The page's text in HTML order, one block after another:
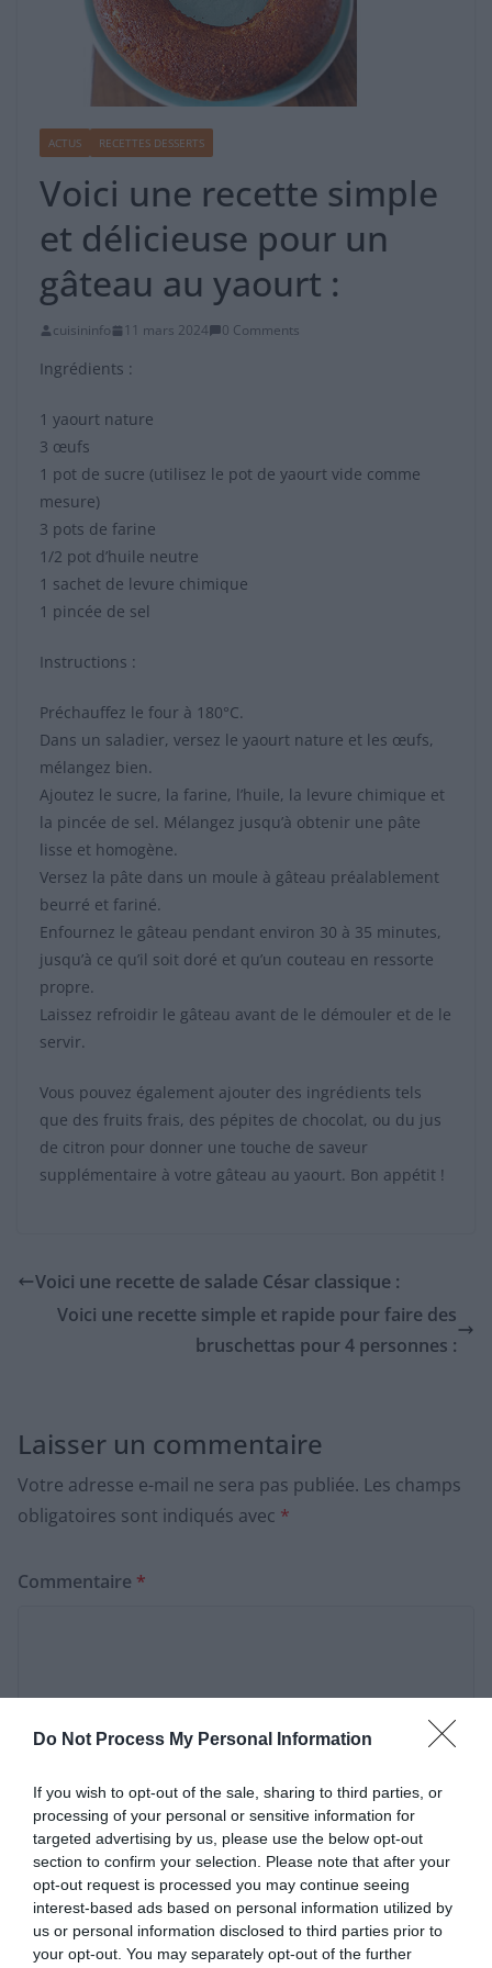
Do Not Process My Personal Information
If you wish to opt-out of the sale, sharing to third parties, or
processing of your personal or sensitive information for
targeted advertising by us, please use the below opt-out
section to confirm your selection. Please note that after your
opt-out request is processed you may continue seeing
interest-based ads based on personal information utilized by
us or personal information disclosed to third parties prior to
your opt-out. You may separately opt-out of the further
ACTUS RECETTES DESSERTS
Voici une recette simple
et délicieuse pour un
gâteau au yaourt :
cuisininfo 11 mars 2024 0 Comments
Ingrédients :
1 yaourt nature
3 œufs
1 pot de sucre (utilisez le pot de yaourt vide comme
mesure)
3 pots de farine
1/2 pot d’huile neutre
1 sachet de levure chimique
1 pincée de sel
Instructions :
Préchauffez le four à 180°C.
Dans un saladier, versez le yaourt nature et les œufs,
mélangez bien.
Ajoutez le sucre, la farine, l’huile, la levure chimique et
la pincée de sel. Mélangez jusqu’à obtenir une pâte
lisse et homogène.
Versez la pâte dans un moule à gâteau préalablement
beurré et fariné.
Enfournez le gâteau pendant environ 30 à 35 minutes,
jusqu’à ce qu’il soit doré et qu’un couteau en ressorte
propre.
Laissez refroidir le gâteau avant de le démouler et de le
servir.
Vous pouvez également ajouter des ingrédients tels
que des fruits frais, des pépites de chocolat, ou du jus
de citron pour donner une touche de saveur
supplémentaire à votre gâteau au yaourt. Bon appétit !
Voici une recette de salade César classique :
Voici une recette simple et rapide pour faire des
bruschettas pour 4 personnes :
Laisser un commentaire
Votre adresse e-mail ne sera pas publiée. Les champs
obligatoires sont indiqués avec *
Commentaire *
Nom*